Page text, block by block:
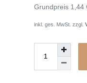
Grundpreis 1,44
inkl. ges. MwSt. zzgl.